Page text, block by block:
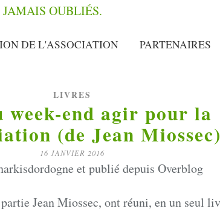
DE L'ASSOCIATION PARTENAIRES
LIVRES
end agir pour la
(de Jean Miossec)
16 JANVIER 2016
et publié depuis Overblog